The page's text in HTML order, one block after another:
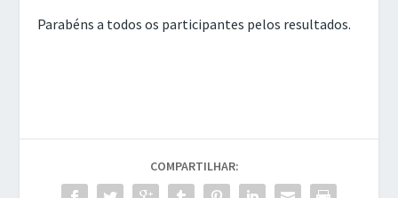
Parabéns a todos os participantes pelos resultados.
COMPARTILHAR: